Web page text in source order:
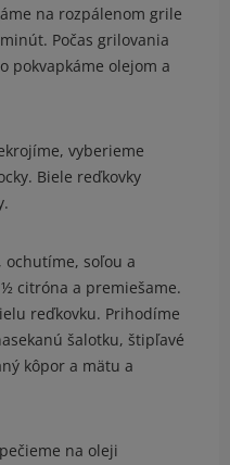
na rozpálenom grile
Počas grilovania
pokvapkáme olejom a
vyberieme
Biele reďkovky
ochutíme, soľou a
citróna a premiešame.
reďkovku. Prihodíme
šalotku, štipľavé
kôpor a mätu a
na oleji